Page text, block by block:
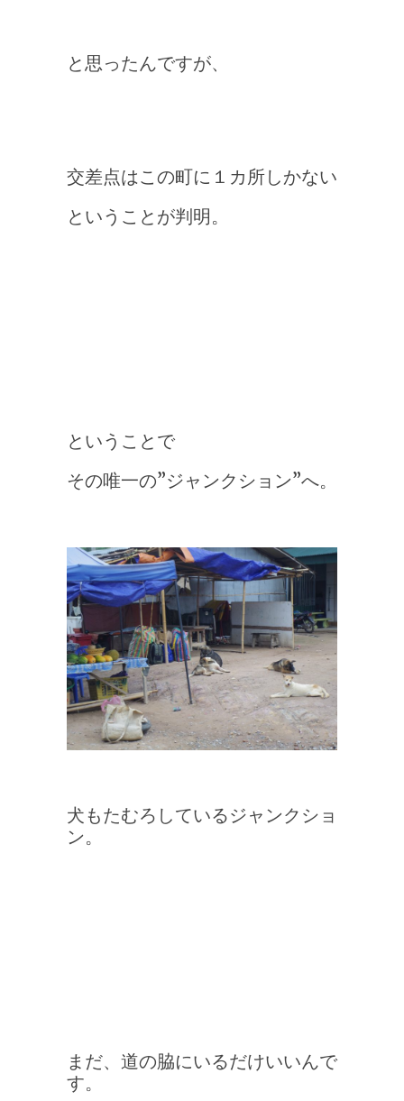
と思ったんですが、
交差点はこの町に１カ所しかない
ということが判明。
ということで
その唯一の”ジャンクション”へ。
犬もたむろしているジャンクショ
ン。
まだ、道の脇にいるだけいいんで
す。